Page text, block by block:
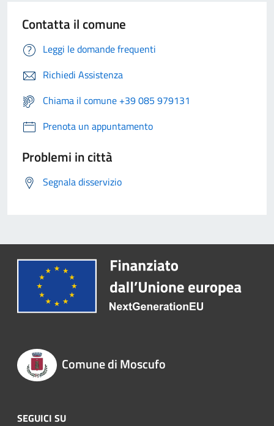
Contatta il comune
Leggi le domande frequenti
Richiedi Assistenza
Chiama il comune +39 085 979131
Prenota un appuntamento
Problemi in città
Segnala disservizio
Comune di Moscufo
SEGUICI SU